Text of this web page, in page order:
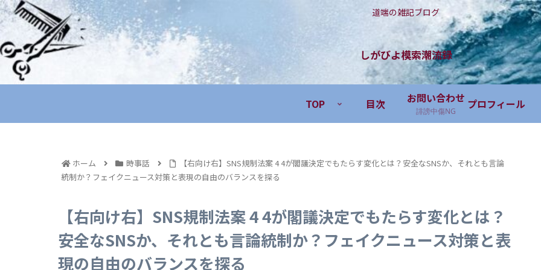
道端の雑記ブログ
しがびよ模索潮流録
TOP 目次 お問い合わせ
誹謗中傷NG
プロフィール
ホーム 時事話
【右向け右】SNS規制法案 4 4が閣議決定でもたらす変化とは？安全なSNSか、それとも言論
統制か？フェイクニュース対策と表現の自由のバランスを探る
【右向け右】SNS規制法案 4 4が閣議決定でもたらす変化とは？
安全なSNSか、それとも言論統制か？フェイクニュース対策と表
現の自由のバランスを探る